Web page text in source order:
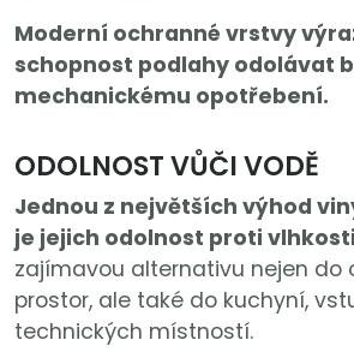
Moderní ochranné vrstvy
schopnost podlahy odolávat
mechanickému opotřebení.
ODOLNOST VŮČI VODĚ
Jednou z největších výhod
je jejich odolnost proti vlhkosti
zajímavou alternativu nejen do
prostor, ale také do kuchyní,
technických místností.